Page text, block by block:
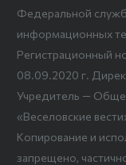
Федеральной
информационных
Регистрационный
08.09.2020 г.
Учредитель —
«Веселовские
Копирование и
запрещено,